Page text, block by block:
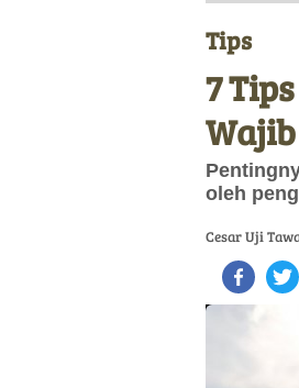
Tips
7
oleh
Cesar Uji